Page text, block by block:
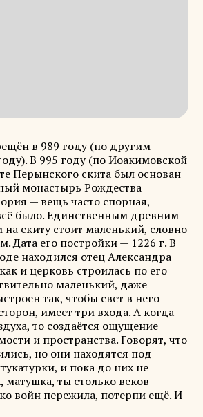
в 989 году (по другим
В 995 году (по Иоакимовской
Перынского скита был основан
монастырь Рождества
— вещь часто спорная,
было. Единственным древним
скиту стоит маленький, словно
Дата его постройки — 1226 г. В
находился отец Александра
и церковь строилась по его
маленький, даже
так, чтобы свет в него
имеет три входа. А когда
то создаётся ощущение
и пространства. Говорят, что
но они находятся под
и пока до них не
матушка, ты столько веков
войн пережила, потерпи ещё. И